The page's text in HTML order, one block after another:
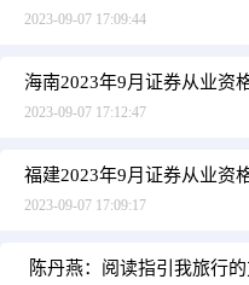
2023-09-07 17:09:44
海南2023年9月证券从业资
2023-09-07 17:12:47
福建2023年9月证券从业资
2023-09-07 17:09:17
陈丹燕：阅读指引我旅行